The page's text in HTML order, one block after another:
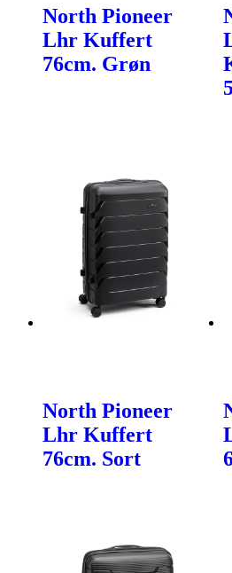
North Pioneer
Lhr Kuffert
76cm. Grøn
North Pioneer
Lhr Kuffert
76cm. Sort